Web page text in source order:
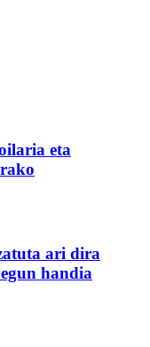
eta
ari dira
handia